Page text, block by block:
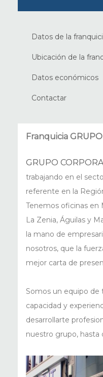
Datos de la
Ubicación de la
Datos económicos
Contactar
Franquicia
GRUPO
trabajando en el
referente en la
Tenemos oficinas en
La Zenia, Águilas y
la mano de
nosotros, que la
mejor carta de
Somos un equipo de
capacidad y
desarrollarte
nuestro grupo, hasta